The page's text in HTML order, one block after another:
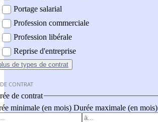
Portage salarial
Profession commerciale
Profession libérale
Reprise d'entreprise
de types de contrat
CONTRAT
de contrat
minimale (en mois) Durée maximale (en mois)